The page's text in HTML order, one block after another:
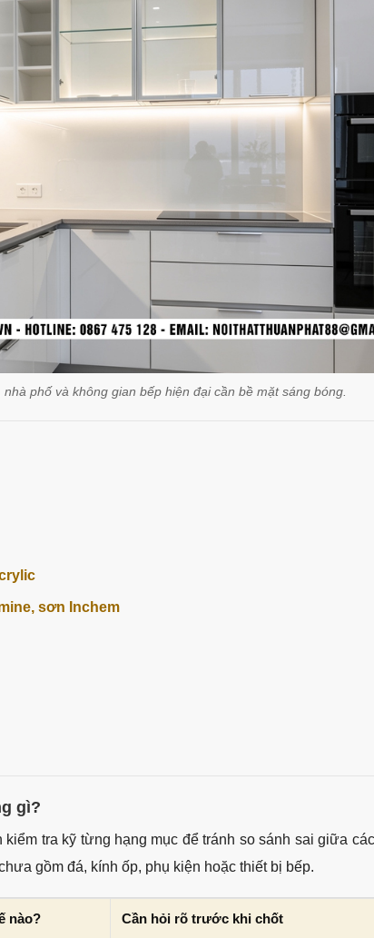
phố và không gian bếp hiện đại cần bề mặt sáng bóng.
sơn Inchem
gì?
kiểm tra kỹ từng hạng mục để tránh so sánh sai giữa
gồm đá, kính ốp, phụ kiện hoặc thiết bị bếp.
nào? Cần hỏi rõ trước khi chốt